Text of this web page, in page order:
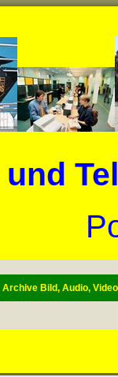
Archive Bild, Audio, Video